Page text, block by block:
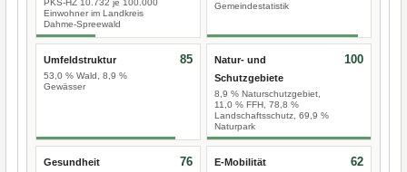
PKS-HZ 10.732 je 100.000
Einwohner im Landkreis
Dahme-Spreewald
Gemeindestatistik
Umfeldstruktur
53,0 % Wald, 8,9 %
Gewässer
85
Natur- und
Schutzgebiete
8,9 % Naturschutzgebiet,
11,0 % FFH, 78,8 %
Landschaftsschutz, 69,9 %
Naturpark
100
Gesundheit 76 E-Mobilität 62